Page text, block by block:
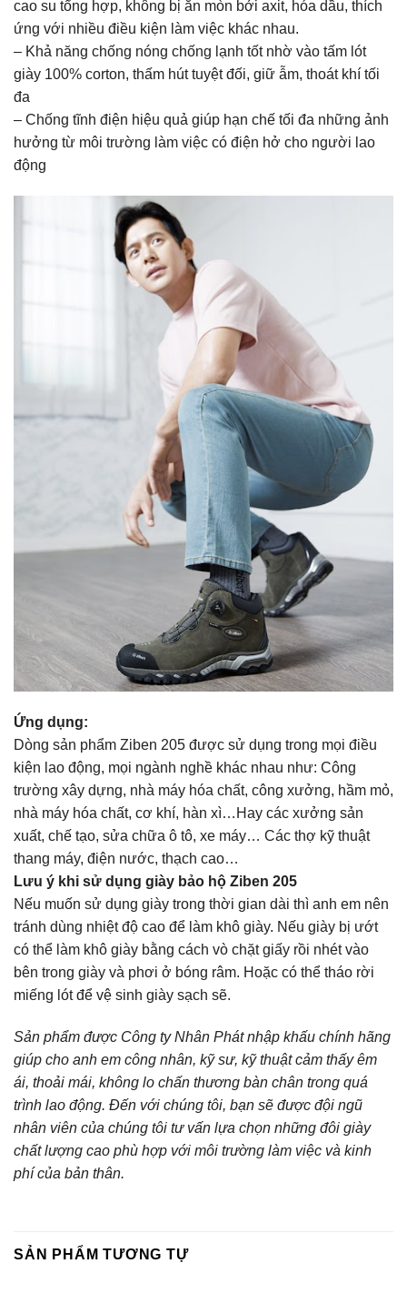
cao su tổng hợp, không bị ăn mòn bởi axit, hóa dầu, thích
ứng với nhiều điều kiện làm việc khác nhau.
– Khả năng chống nóng chống lạnh tốt nhờ vào tấm lót
giày 100% corton, thấm hút tuyệt đối, giữ ẫm, thoát khí tối
đa
– Chống tĩnh điện hiệu quả giúp hạn chế tối đa những ảnh
hưởng từ môi trường làm việc có điện hở cho người lao
động
Ứng dụng:
Dòng sản phẩm Ziben 205 được sử dụng trong mọi điều
kiện lao động, mọi ngành nghề khác nhau như: Công
trường xây dựng, nhà máy hóa chất, công xưởng, hầm mỏ,
nhà máy hóa chất, cơ khí, hàn xì…Hay các xưởng sản
xuất, chế tạo, sửa chữa ô tô, xe máy… Các thợ kỹ thuật
thang máy, điện nước, thạch cao…
Lưu ý khi sử dụng giày bảo hộ Ziben 205
Nếu muốn sử dụng giày trong thời gian dài thì anh em nên
tránh dùng nhiệt độ cao để làm khô giày. Nếu giày bị ướt
có thể làm khô giày bằng cách vò chặt giấy rồi nhét vào
bên trong giày và phơi ở bóng râm. Hoặc có thể tháo rời
miếng lót để vệ sinh giày sạch sẽ.
Sản phẩm được Công ty Nhân Phát nhập khấu chính hãng
giúp cho anh em công nhân, kỹ sư, kỹ thuật cảm thấy êm
ái, thoải mái, không lo chấn thương bàn chân trong quá
trình lao động. Đến với chúng tôi, bạn sẽ được đội ngũ
nhân viên của chúng tôi tư vấn lựa chọn những đôi giày
chất lượng cao phù hợp với môi trường làm việc và kinh
phí của bản thân.
SẢN PHẨM TƯƠNG TỰ